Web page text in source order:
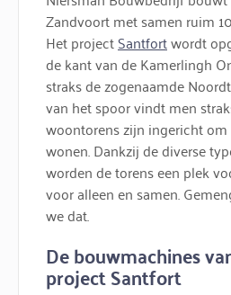
Zandvoort met samen ruim
Het projectSantfortwordt
de kant van de Kamerlingh
straks de zogenaamde
van het spoor vindt men
woontorens zijn ingericht
wonen. Dankzij de diverse
worden de torens een plek
voor alleen en samen.
we dat.
De bouwmachines
project Santfort